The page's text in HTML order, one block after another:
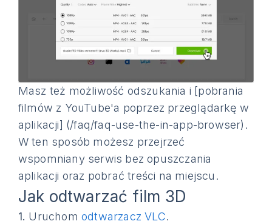
Masz też możliwość odszukania i [pobrania
filmów z YouTube'a poprzez przeglądarkę w
aplikacji] (/faq/faq-use-the-in-app-browser).
W ten sposób możesz przejrzeć
wspomniany serwis bez opuszczania
aplikacji oraz pobrać treści na miejscu.
Jak odtwarzać film 3D
1. Uruchomodtwarzacz VLC.